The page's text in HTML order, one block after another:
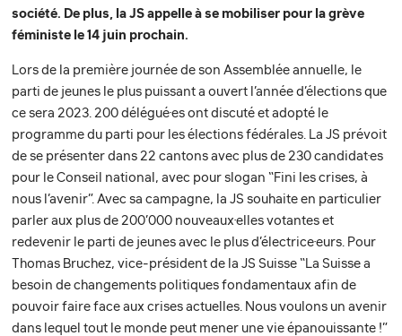
société. De plus, la JS appelle à se mobiliser pour la grève
féministe le 14 juin prochain.
Lors de la première journée de son Assemblée annuelle, le
parti de jeunes le plus puissant a ouvert l’année d’élections que
ce sera 2023. 200 délégué·es ont discuté et adopté le
programme du parti pour les élections fédérales. La JS prévoit
de se présenter dans 22 cantons avec plus de 230 candidat·es
pour le Conseil national, avec pour slogan “Fini les crises, à
nous l’avenir”. Avec sa campagne, la JS souhaite en particulier
parler aux plus de 200’000 nouveaux·elles votantes et
redevenir le parti de jeunes avec le plus d’électrice·eurs. Pour
Thomas Bruchez, vice-président de la JS Suisse “La Suisse a
besoin de changements politiques fondamentaux afin de
pouvoir faire face aux crises actuelles. Nous voulons un avenir
dans lequel tout le monde peut mener une vie épanouissante !”